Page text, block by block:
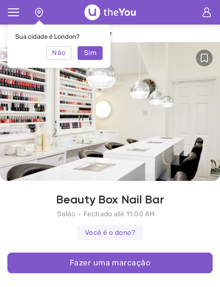
Sua cidade é London?
Não Sim
Principal Salão Beauty Box Nail Bar
Beauty Box Nail Bar
Salão Fechado até 11:00 AM
Você é o dono?
Fazer uma marcação